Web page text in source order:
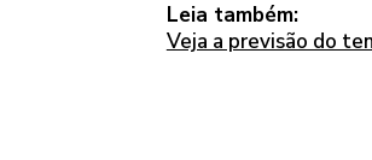
Leia também:
Veja a previsão do